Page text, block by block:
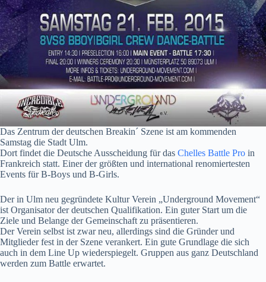
Das Zentrum der deutschen Breakin´ Szene ist am kommenden
Samstag die Stadt Ulm.
Dort findet die Deutsche Ausscheidung für das Chelles Battle Pro in
Frankreich statt. Einer der größten und international renomiertesten
Events für B-Boys und B-Girls.
Der in Ulm neu gegründete Kultur Verein „Underground Movement“
ist Organisator der deutschen Qualifikation. Ein guter Start um die
Ziele und Belange der Gemeinschaft zu präsentieren.
Der Verein selbst ist zwar neu, allerdings sind die Gründer und
Mitglieder fest in der Szene verankert. Ein gute Grundlage die sich
auch in dem Line Up wiederspiegelt. Gruppen aus ganz Deutschland
werden zum Battle erwartet.